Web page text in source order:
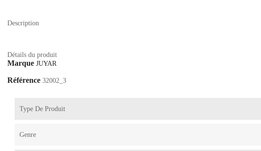
Description
Détails du produit
Marque JUYAR
Référence 32002_3
Type De Produit
Genre